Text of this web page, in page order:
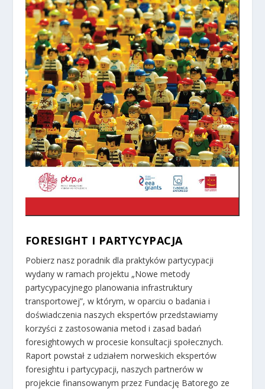
FORESIGHT I PARTYCYPACJA
Pobierz nasz poradnik dla praktyków partycypacji
wydany w ramach projektu „Nowe metody
partycypacyjnego planowania infrastruktury
transportowej”, w którym, w oparciu o badania i
doświadczenia naszych ekspertów przedstawiamy
korzyści z zastosowania metod i zasad badań
foresightowych w procesie konsultacji społecznych.
Raport powstał z udziałem norweskich ekspertów
foresightu i partycypacji, naszych partnerów w
projekcie finansowanym przez Fundację Batorego ze